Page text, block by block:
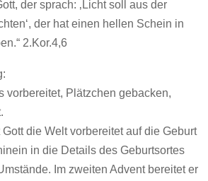
der sprach: ‚Licht soll aus der
der hat einen hellen Schein in
2.Kor.4,6
vorbereitet, Plätzchen gebacken,
Gott die Welt vorbereitet auf die Geburt
in die Details des Geburtsortes
Im zweiten Advent bereitet er